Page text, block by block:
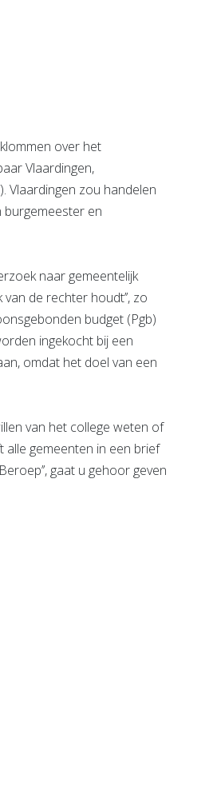
over het
Vlaardingen,
Vlaardingen zou handelen
burgemeester en
naar gemeentelijk
de rechter houdt’’, zo
budget (Pgb)
ingekocht bij een
omdat het doel van een
van het college weten of
alle gemeenten in een brief
gaat u gehoor geven